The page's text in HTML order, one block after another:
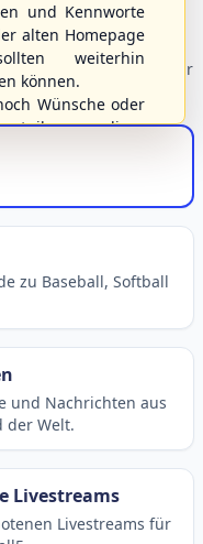
Sie einen Einstieg für
zu Baseball, Softball
und Nachrichten aus
der Welt.
Livestreams
Livestreams für
und Kennworte
alten Homepage
weiterhin
können.
Wünsche oder
ihr uns diese